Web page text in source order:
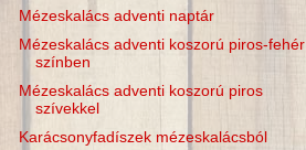
Mézeskalács adventi naptár
Mézeskalács adventi koszorú piros-fehér
színben
Mézeskalács adventi koszorú piros
szívekkel
Karácsonyfadíszek mézeskalácsból